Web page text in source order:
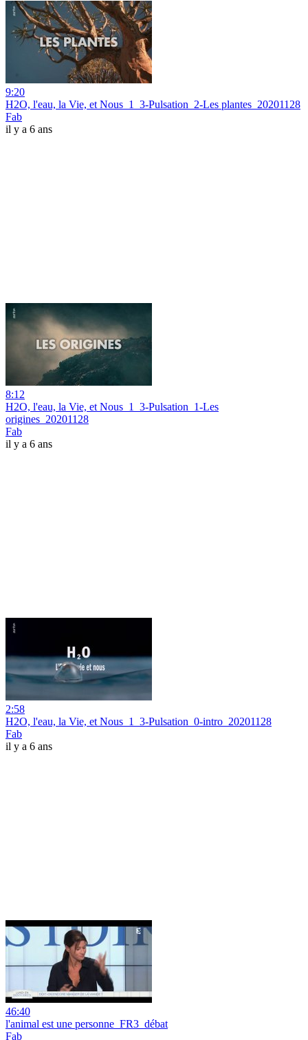
9:20
H2O, l'eau, la Vie, et Nous_1_3-Pulsation_2-Les plantes_20201128
Fab
il y a 6 ans
8:12
H2O, l'eau, la Vie, et Nous_1_3-Pulsation_1-Les
origines_20201128
Fab
il y a 6 ans
2:58
H2O, l'eau, la Vie, et Nous_1_3-Pulsation_0-intro_20201128
Fab
il y a 6 ans
46:40
l'animal est une personne_FR3_débat
Fab